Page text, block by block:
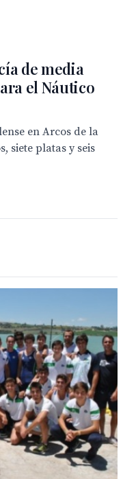
de media
el Náutico
en Arcos de la
siete platas y seis